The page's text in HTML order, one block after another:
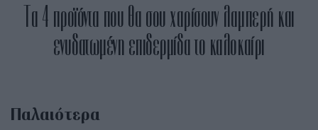
Τα 4 προϊόντα που θα σου χαρίσουν λαμπερή και
ενυδατωμένη επιδερμίδα το καλοκαίρι
Παλαιότερα